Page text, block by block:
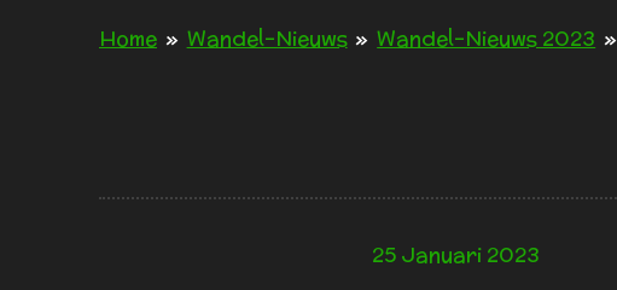
Home » Wandel-Nieuws » Wandel-Nieuws 2023 »
25 Januari 2023